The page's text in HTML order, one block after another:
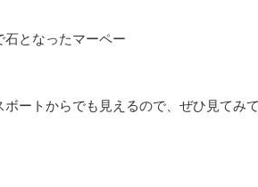
となったマーペー
ートからでも見えるので、ぜひ見てみ